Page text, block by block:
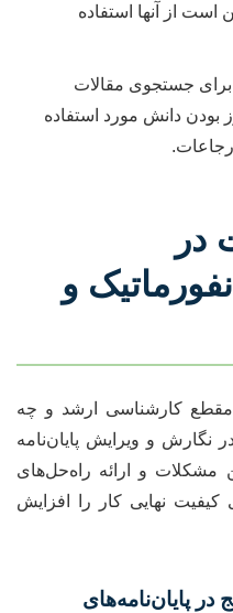
است از آنها استفاده
برای جستجوی مقالات
بودن دانش مورد استفاده
در
و
مقطع کارشناسی ارشد و چه
نگارش و ویرایش پایان‌نامه
مشکلات و ارائه راه‌حل‌های
نهایی کار را افزایش
در پایان‌نامه‌های